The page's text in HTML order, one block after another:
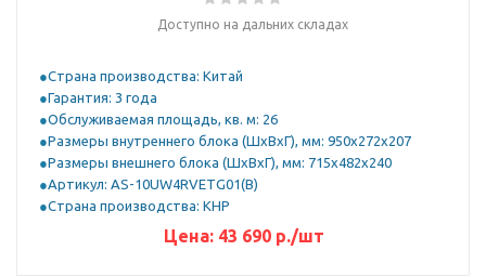
Доступно на дальних складах
Страна производства: Китай
Гарантия: 3 года
Обслуживаемая площадь, кв. м: 26
Размеры внутреннего блока (ШхВхГ), мм: 950x272x207
Размеры внешнего блока (ШхВхГ), мм: 715x482x240
Артикул: AS-10UW4RVETG01(B)
Страна производства: КНР
Цена: 43 690р./шт